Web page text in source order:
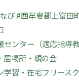
び #西牟婁郡上富田
ンター（適応指導教
居場所・親の会
学習・在宅フリース